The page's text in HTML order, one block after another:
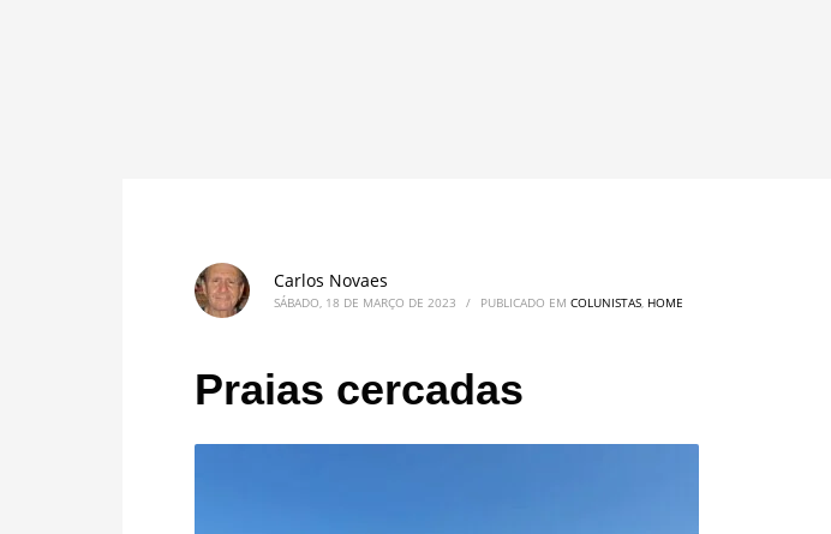
Carlos Novaes
SÁBADO, 18 DE MARÇO DE 2023 / PUBLICADO EM COLUNISTAS, HOME
Praias cercadas